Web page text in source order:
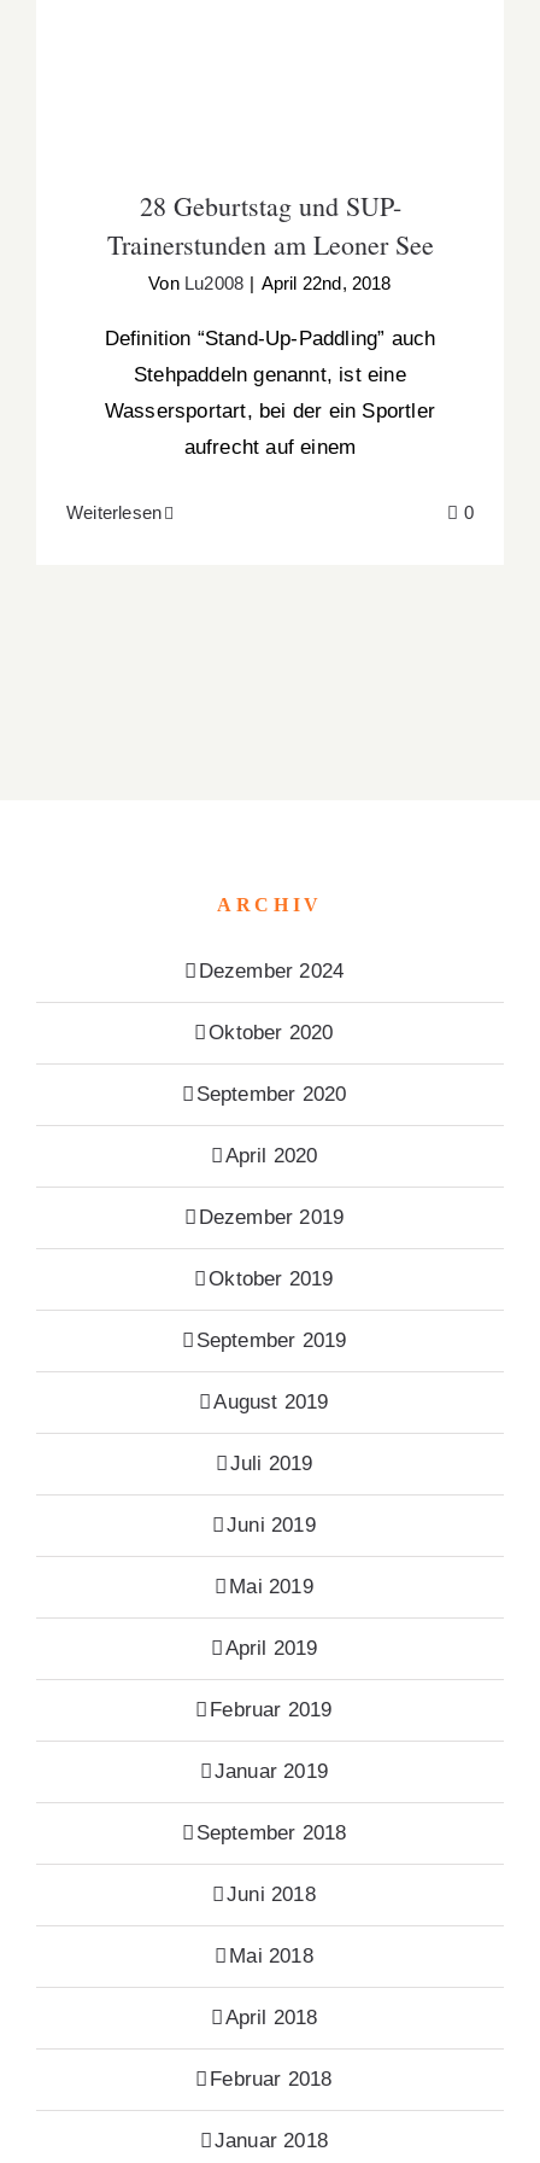
28 Geburtstag und SUP-
Trainerstunden am Leoner See
Von Lu2008 | April 22nd, 2018
Definition “Stand-Up-Paddling” auch
Stehpaddeln genannt, ist eine
Wassersportart, bei der ein Sportler
aufrecht auf einem
Weiterlesen 0
ARCHIV
Dezember 2024
Oktober 2020
September 2020
April 2020
Dezember 2019
Oktober 2019
September 2019
August 2019
Juli 2019
Juni 2019
Mai 2019
April 2019
Februar 2019
Januar 2019
September 2018
Juni 2018
Mai 2018
April 2018
Februar 2018
Januar 2018